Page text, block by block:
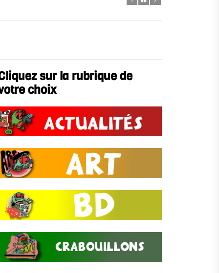
sur la rubrique de
choix